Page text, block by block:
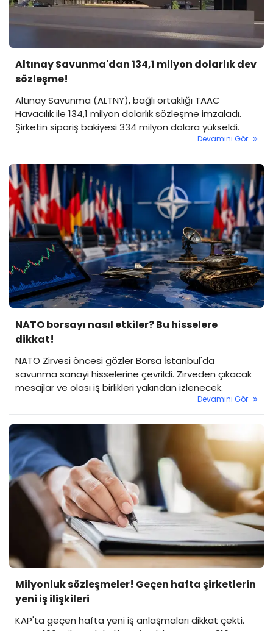
Altınay Savunma'dan 134,1 milyon dolarlık dev
sözleşme!
Altınay Savunma (ALTNY), bağlı ortaklığı TAAC
Havacılık ile 134,1 milyon dolarlık sözleşme imzaladı.
Şirketin sipariş bakiyesi 334 milyon dolara yükseldi.
Devamını Gör
NATO borsayı nasıl etkiler? Bu hisselere
dikkat!
NATO Zirvesi öncesi gözler Borsa İstanbul'da
savunma sanayi hisselerine çevrildi. Zirveden çıkacak
mesajlar ve olası iş birlikleri yakından izlenecek.
Devamını Gör
Milyonluk sözleşmeler! Geçen hafta şirketlerin
yeni iş ilişkileri
KAP'ta geçen hafta yeni iş anlaşmaları dikkat çekti.